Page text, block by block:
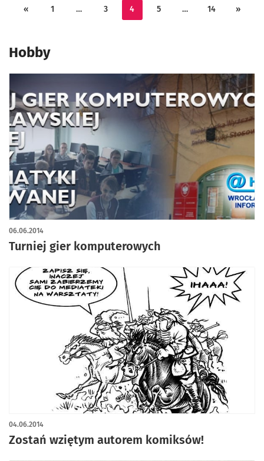
« 1 … 3 4 5 … 14 »
Hobby
Turniej gier komputerowych
06.06.2014
Zostań wziętym autorem komiksów!
04.06.2014